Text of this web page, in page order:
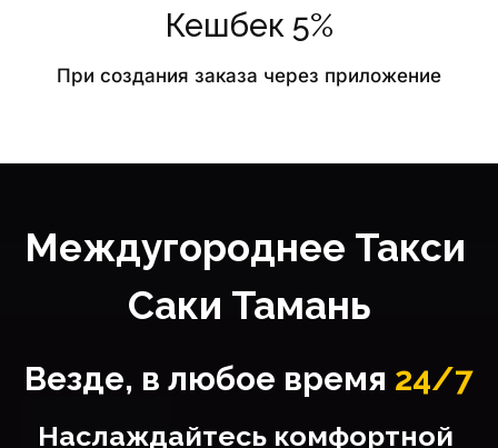
Кешбек 5%
При создания заказа через приложение
Саки Тамань
Везде, в любое время 24/7
Наслаждайтесь комфортной